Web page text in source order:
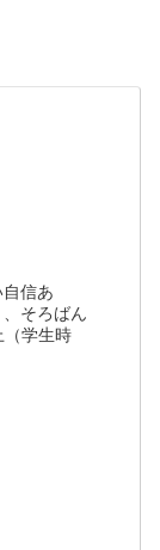
信あ
そろばん
（学生時